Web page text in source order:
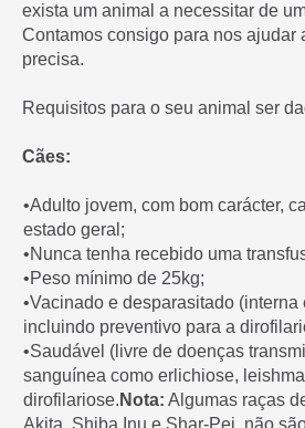
exista um animal a necessitar de
Contamos consigo para nos ajudar
precisa.
Requisitos para o seu animal ser
Cães:
•Adulto jovem, com bom carácter,
estado geral;
•Nunca tenha recebido uma
•Peso mínimo de 25kg;
•Vacinado e desparasitado (interna
incluindo preventivo para a
•Saudável (livre de doenças
sanguínea como erlichiose,
dirofilariose. Nota: Algumas raças
Akita, Shiba Inu e Shar-Pei, não